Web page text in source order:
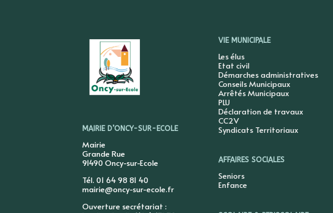
MAIRIE D’ONCY-SUR-ECOLE
Mairie
Grande Rue
91490 Oncy-sur-Ecole
Tél. 01 64 98 81 40
mairie@oncy-sur-ecole.fr
Ouverture secrétariat :
VIE MUNICIPALE
Les élus
Etat civil
Démarches administratives
Conseils Municipaux
Arrêtés Municipaux
PLU
Déclaration de travaux
CC2V
Syndicats Territoriaux
AFFAIRES SOCIALES
Seniors
Enfance